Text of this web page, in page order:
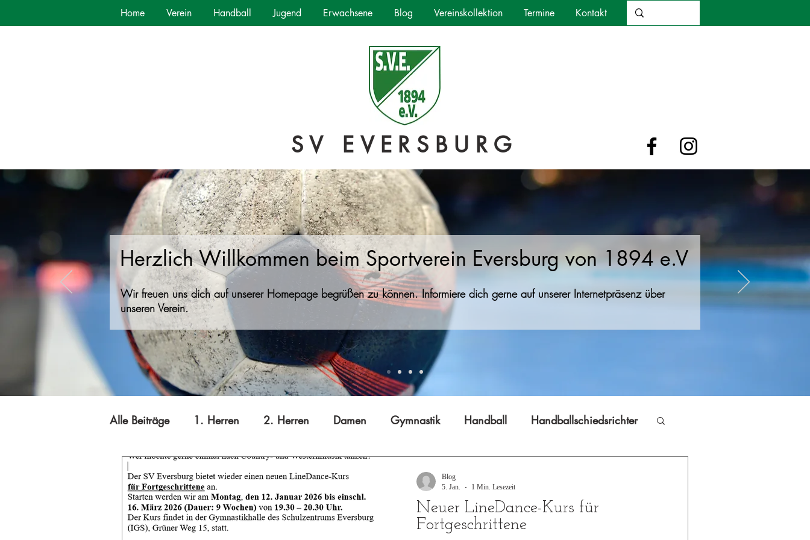
Home Verein Handball Jugend Erwachsene Blog Vereinskollektion Termine Kontakt
SV EVERSBURG
Herzlich Willkommen beim Sportverein Eversburg von 1894 e.V
Wir freuen uns dich auf unserer Homepage begrüßen zu können. Informiere dich gerne auf unserer Internetpräsenz über
unseren Verein.
Alle Beiträge 1. Herren 2. Herren Damen Gymnastik Handball Handballschiedsrichter
Jugend D
Minis Offizielles Qi Gong Tai Ji Quan Technik Vereinsleben Volleyball
Neuer LineDance-Kurs für
Fortgeschrittene
Blog
5. Jan.
1 Min. Lesezeit